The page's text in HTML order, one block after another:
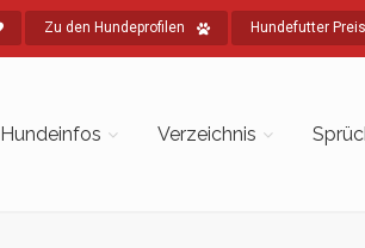
Zu den Hundeprofilen Hundefutter
Hundeinfos Verzeichnis